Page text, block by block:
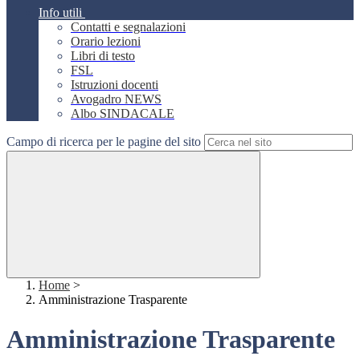
Info utili
Contatti e segnalazioni
Orario lezioni
Libri di testo
FSL
Istruzioni docenti
Avogadro NEWS
Albo SINDACALE
Campo di ricerca per le pagine del sito
Home >
Amministrazione Trasparente
Amministrazione Trasparente